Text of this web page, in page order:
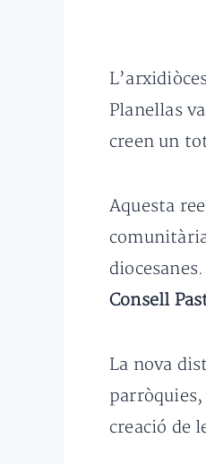
Planellas
creen un
Aquesta
Consell
La nova
creació de